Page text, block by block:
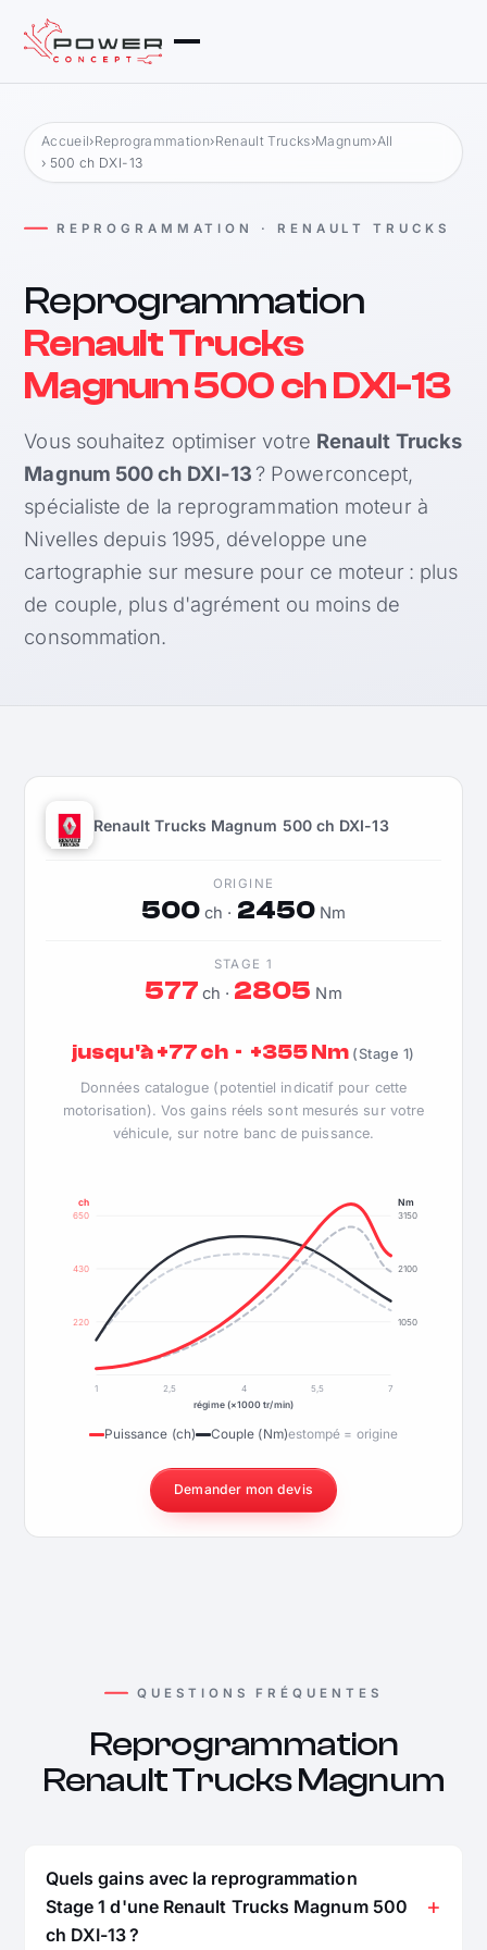
Accueil›Reprogrammation›Renault Trucks›Magnum›All
› 500 ch DXI-13
REPROGRAMMATION · RENAULT TRUCKS
Reprogrammation
Renault Trucks
Magnum 500 ch DXI-13
Vous souhaitez optimiser votre Renault Trucks
Magnum 500 ch DXI-13 ? Powerconcept,
spécialiste de la reprogrammation moteur à
Nivelles depuis 1995, développe une
cartographie sur mesure pour ce moteur : plus
de couple, plus d'agrément ou moins de
consommation.
Renault Trucks Magnum 500 ch DXI-13
ORIGINE
500 ch · 2450Nm
STAGE 1
577ch · 2805 Nm
jusqu'à +77 ch · +355 Nm (Stage 1)
Données catalogue (potentiel indicatif pour cette
motorisation). Vos gains réels sont mesurés sur votre
véhicule, sur notre banc de puissance.
220
430
650
1050
2100
3150
ch Nm
1 2,5 4 5,5
7
régime (×1000 tr/min)
Puissance (ch) Couple (Nm)estompé = origine
Demander mon devis
QUESTIONS FRÉQUENTES
Reprogrammation
Renault Trucks Magnum
Quels gains avec la reprogrammation
Stage 1 d'une Renault Trucks Magnum 500
ch DXI-13 ?